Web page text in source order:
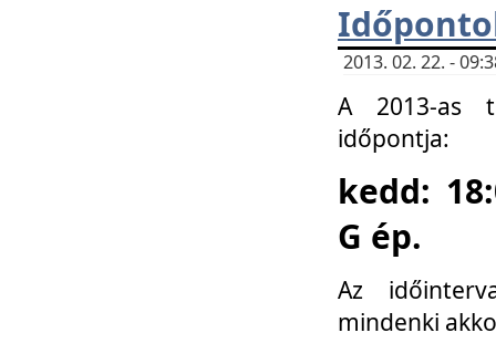
2013. 02. 22. -
A 2013-as
időpontja:
kedd:
G ép.
Az
mindenki